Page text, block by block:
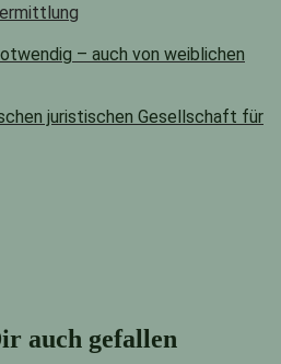
– auch von weiblichen
juristischen Gesellschaft für
auch gefallen